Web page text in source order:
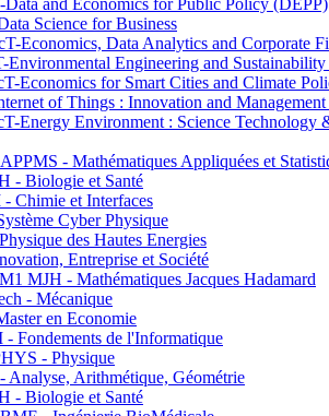
and Economics for Public Policy (DEPP)
Science for Business
Economics, Data Analytics and Corporate
Engineering and Sustainability
Economics for Smart Cities and Climate
of Things : Innovation and
Energy Environment : Science Technology
- Mathématiques Appliquées et
- Biologie et Santé
Chimie et Interfaces
Cyber Physique
des Hautes Energies
Entreprise et Société
MJH - Mathématiques Jacques Hadamard
- Mécanique
en Economie
Fondements de l'Informatique
- Physique
Arithmétique, Géométrie
- Biologie et Santé